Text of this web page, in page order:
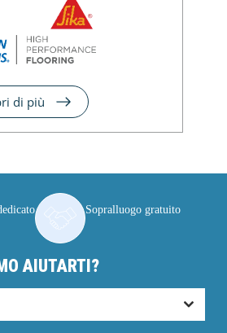
di più
Sopralluogo gratuito
AIUTARTI?